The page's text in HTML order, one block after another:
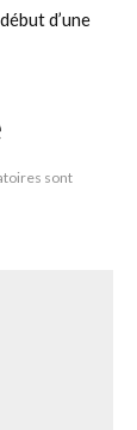
d’une
sont